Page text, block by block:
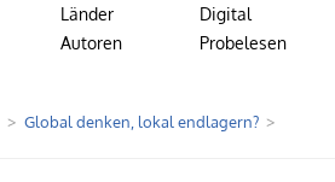
Länder
Autoren
Digital
Probelesen
Global denken, lokal endlagern?